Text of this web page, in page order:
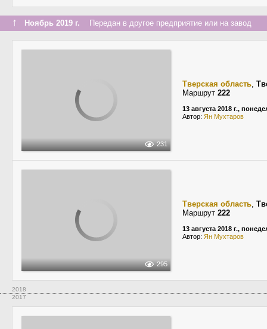
↑ Ноябрь 2019 г. Передан в другое предприятие или на завод
231
Тверская область,
Маршрут 222
13 августа 2018 г.,
Автор: Ян Мухтаров
295
Тверская область,
Маршрут 222
13 августа 2018 г.,
Автор: Ян Мухтаров
2018
2017